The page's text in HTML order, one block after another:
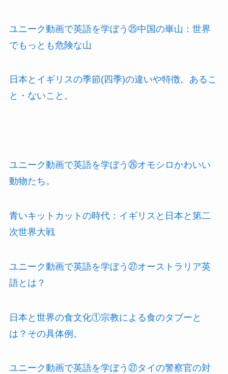
ユニーク動画で英語を学ぼう㉕中国の崋山：世界
でもっとも危険な山
日本とイギリスの季節(四季)の違いや特徴。あるこ
と・ないこと。
ユニーク動画で英語を学ぼう㉖オモシロかわいい
動物たち。
青いキットカットの時代：イギリスと日本と第二
次世界大戦
ユニーク動画で英語を学ぼう㉗オーストラリア英
語とは？
日本と世界の食文化①宗教による食のタブーと
は？その具体例。
ユニーク動画で英語を学ぼう㉗タイの警察官の対